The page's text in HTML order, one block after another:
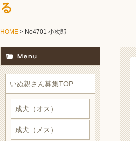
る
HOME > No4701 小次郎
いぬ親さん募集TOP
成犬（オス）
成犬（メス）